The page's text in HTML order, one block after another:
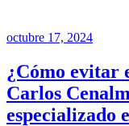
octubre 17, 2024
¿Cómo evitar
Carlos
especializado